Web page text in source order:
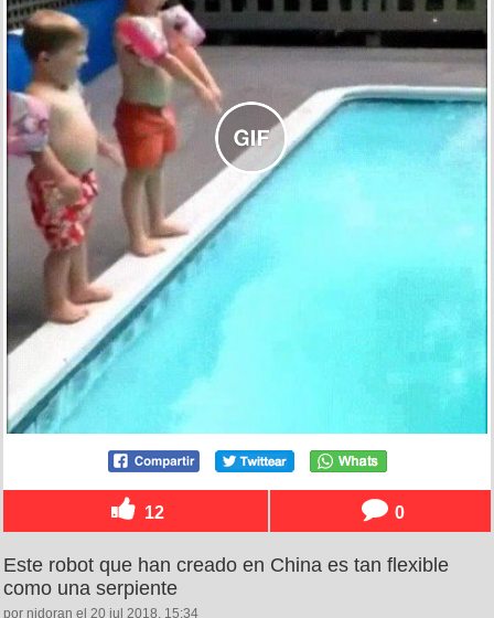
12 0
Este robot que han creado en China es tan flexible
como una serpiente
por nidoran el 20 jul 2018, 15:34